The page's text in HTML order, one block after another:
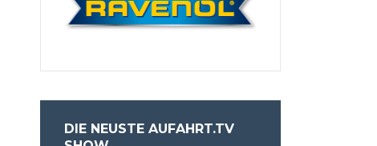
DIE NEUSTE AUFAHRT.TV